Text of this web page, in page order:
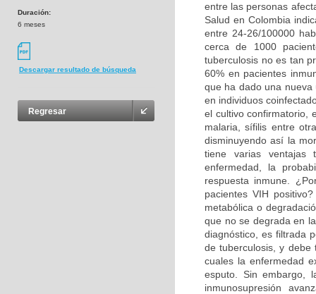
Duración:
6 meses
Descargar resultado de búsqueda
Regresar
entre las personas
Salud en Colombia
entre 24-26/100000
cerca de 1000
tuberculosis no es tan
60% en pacientes
que ha dado una
en individuos
el cultivo confirmatorio,
malaria, sífilis entre
disminuyendo así la
tiene varias ventajas
enfermedad, la
respuesta inmune.
pacientes VIH
metabólica o
que no se degrada en
diagnóstico, es filtrada
de tuberculosis, y debe
cuales la enfermedad
esputo. Sin embargo,
inmunosupresión